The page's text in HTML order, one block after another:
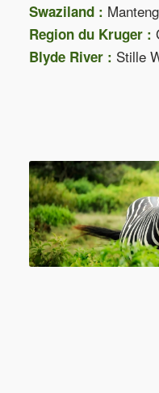
Swaziland :
Region du Kruger :
Blyde River : Stille